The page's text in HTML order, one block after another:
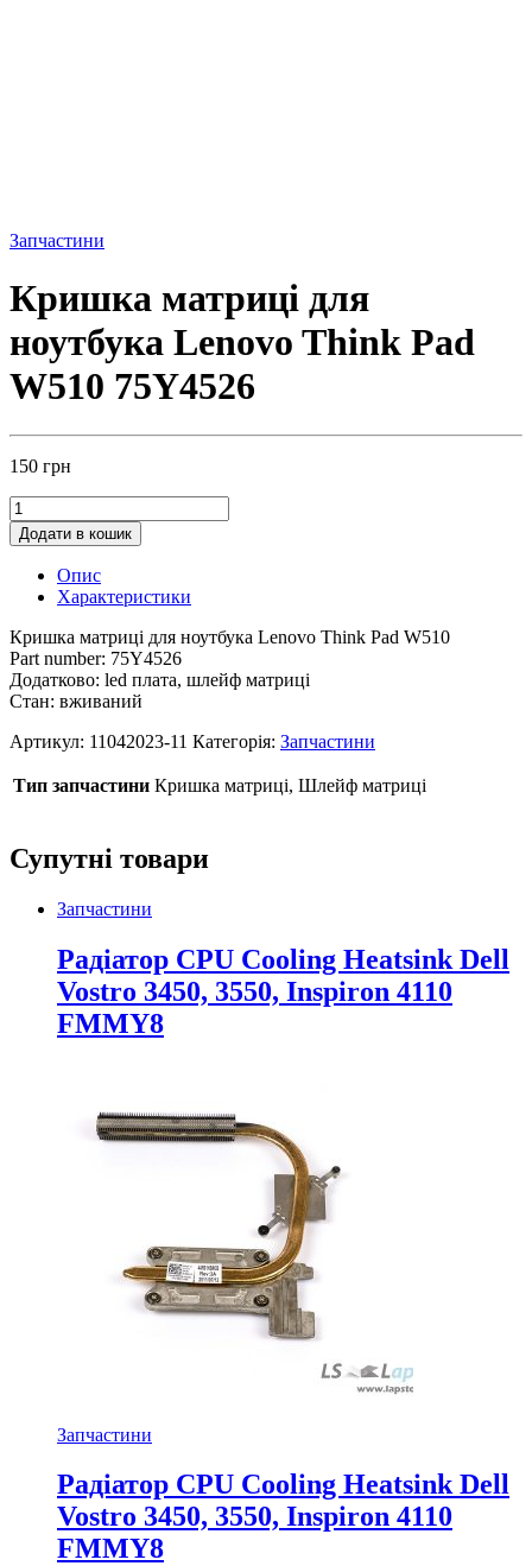
Запчастини
Кришка матриці для
ноутбука Lenovo Think Pad
W510 75Y4526
150 грн
Додати в кошик
Опис
Характеристики
Кришка матриці для ноутбука Lenovo Think Pad W510
Part number: 75Y4526
Додатково: led плата, шлейф матриці
Стан: вживаний
Артикул: 11042023-11 Категорія: Запчастини
Тип запчастини Кришка матриці, Шлейф матриці
Супутні товари
Запчастини
Радіатор CPU Cooling Heatsink Dell
Vostro 3450, 3550, Inspiron 4110
FMMY8
Запчастини
Радіатор CPU Cooling Heatsink Dell
Vostro 3450, 3550, Inspiron 4110
FMMY8